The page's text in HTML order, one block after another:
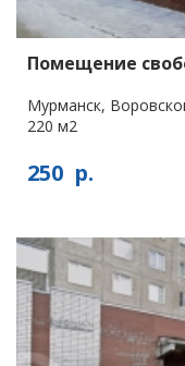
Помещение
Мурманск,
220 м2
250 р.